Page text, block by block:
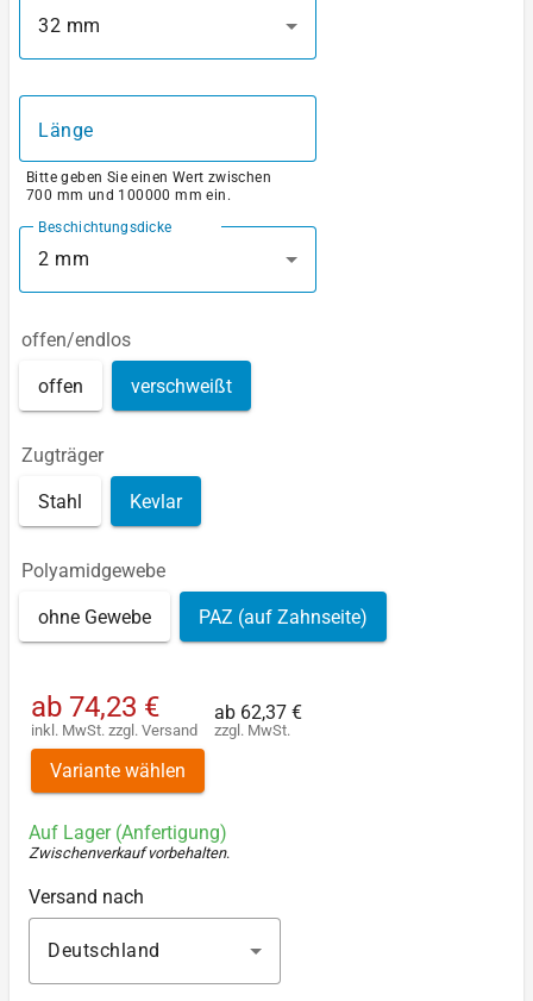
32 mm
Länge
Bitte geben Sie einen Wert zwischen
700 mm und 100000 mm ein.
Beschichtungsdicke
2 mm
offen/endlos
offen verschweißt
Zugträger
Stahl Kevlar
Polyamidgewebe
ohne Gewebe PAZ (auf Zahnseite)
ab 74,23 €
inkl. MwSt. zzgl. Versand
ab 62,37 €
zzgl. MwSt.
Variante wählen
Auf Lager (Anfertigung)
Zwischenverkauf vorbehalten.
Versand nach
Deutschland